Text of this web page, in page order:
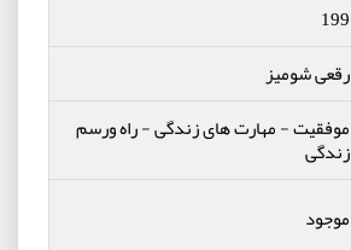
199
رقعی شومیز
موفقیت-مهارت های زندگی-راه ورسم
زندگی
موجود